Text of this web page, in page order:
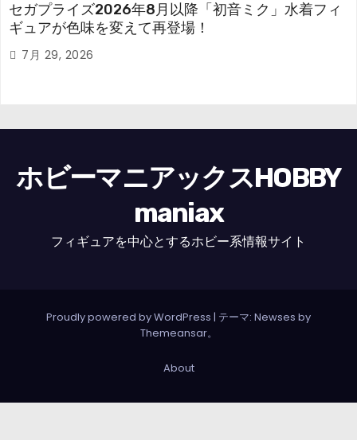
セガプライズ2026年8月以降「初音ミク」水着フィ
ギュアが色味を変えて再登場！
7月 29, 2026
ホビーマニアックスHOBBY
maniax
フィギュアを中心とするホビー系情報サイト
Proudly powered by WordPress | テーマ: Newses by
Themeansar。
About